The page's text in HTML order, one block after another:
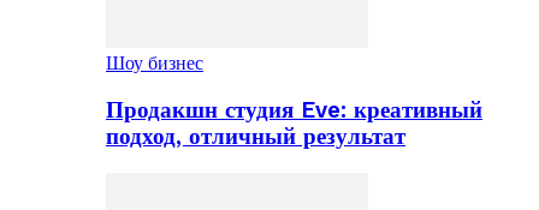
Шоу бизнес
Продакшн студия Eve: креативный
подход, отличный результат